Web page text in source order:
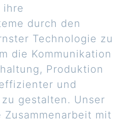
ihre
durch den
Technologie zu
die Kommunikation
Produktion
und
gestalten. Unser
mit